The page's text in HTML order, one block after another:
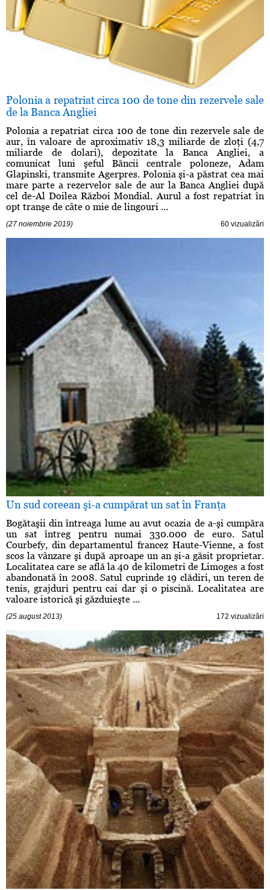
Polonia a repatriat circa 100 de tone din rezervele sale
de la Banca Angliei
Polonia a repatriat circa 100 de tone din rezervele sale de
aur, în valoare de aproximativ 18,3 miliarde de zloţi (4,7
miliarde de dolari), depozitate la Banca Angliei, a
comunicat luni şeful Băncii centrale poloneze, Adam
Glapinski, transmite Agerpres. Polonia şi-a păstrat cea mai
mare parte a rezervelor sale de aur la Banca Angliei după
cel de-Al Doilea Război Mondial. Aurul a fost repatriat în
opt tranşe de câte o mie de lingouri ...
(27 noiembrie 2019) 60 vizualizări
Un sud coreean şi-a cumpărat un sat în Franţa
Bogătaşii din întreaga lume au avut ocazia de a-şi cumpăra
un sat întreg pentru numai 330.000 de euro. Satul
Courbefy, din departamentul francez Haute-Vienne, a fost
scos la vânzare şi după aproape un an şi-a găsit proprietar.
Localitatea care se află la 40 de kilometri de Limoges a fost
abandonată în 2008. Satul cuprinde 19 clădiri, un teren de
tenis, grajduri pentru cai dar şi o piscină. Localitatea are
valoare istorică şi găzduieşte ...
(25 august 2013) 172 vizualizări